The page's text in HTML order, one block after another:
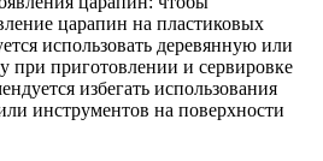
царапин на пластиковых
использовать деревянную или
при приготовлении и сервировке
избегать использования
инструментов на поверхности